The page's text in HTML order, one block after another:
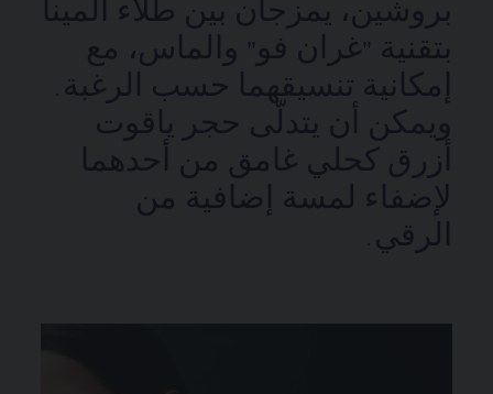
بروشين، يمزجان بين طلاء المينا
بتقنية "غران فو" والماس، مع
إمكانية تنسيقهما حسب الرغبة.
ويمكن أن يتدلّى حجر ياقوت
أزرق كحلي غامق من أحدهما
لإضفاء لمسة إضافية من
الرقي.